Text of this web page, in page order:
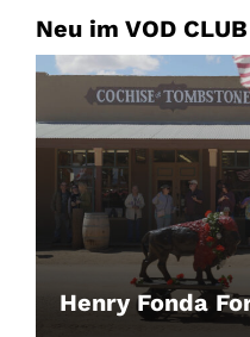
Neu im VOD CLUB
Henry Fonda